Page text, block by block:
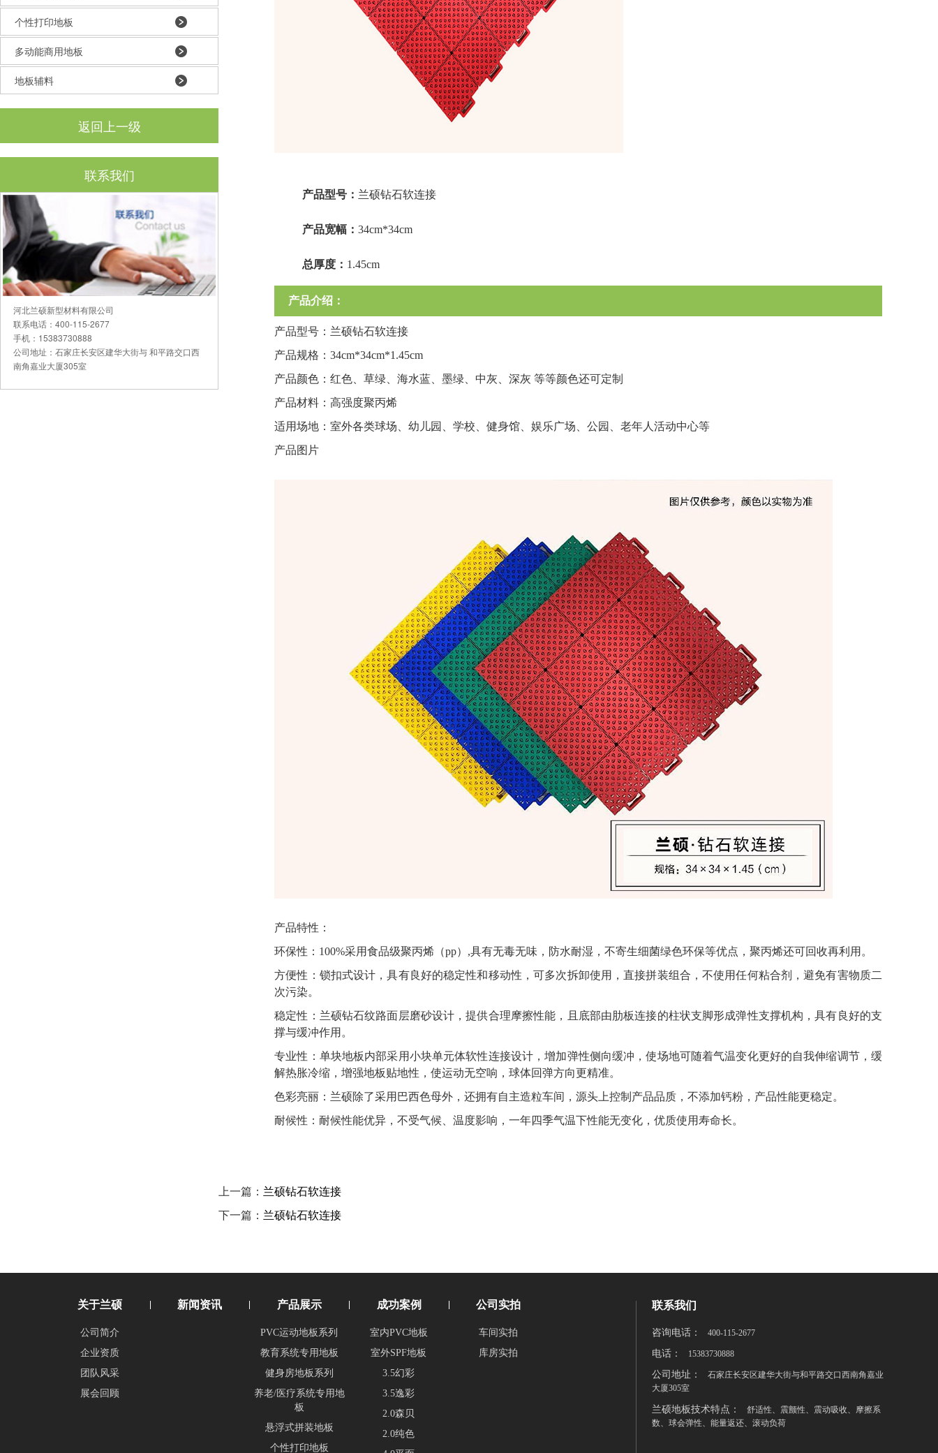
个性打印地板
多动能商用地板
地板辅料
返回上一级
联系我们
河北兰硕新型材料有限公司
联系电话：400-115-2677
手机：15383730888
公司地址：石家庄长安区建华大街与 和平路交口西
南角嘉业大厦305室
产品型号： 兰硕钻石软连接
产品宽幅：34cm*34cm
总厚度： 1.45cm
产品介绍：
产品型号：兰硕钻石软连接
产品规格：34cm*34cm*1.45cm
产品颜色：红色、草绿、海水蓝、墨绿、中灰、深灰 等等颜色还可定制
产品材料：高强度聚丙烯
适用场地：室外各类球场、幼儿园、学校、健身馆、娱乐广场、公园、老年人活动中心等
产品图片
产品特性：
环保性：100%采用食品级聚丙烯（pp）,具有无毒无味，防水耐湿，不寄生细菌绿色环保等优点，聚丙烯还可回收再利用。
方便性：锁扣式设计，具有良好的稳定性和移动性，可多次拆卸使用，直接拼装组合，不使用任何粘合剂，避免有害物质二
次污染。
稳定性：兰硕钻石纹路面层磨砂设计，提供合理摩擦性能，且底部由肋板连接的柱状支脚形成弹性支撑机构，具有良好的支
撑与缓冲作用。
专业性：单块地板内部采用小块单元体软性连接设计，增加弹性侧向缓冲，使场地可随着气温变化更好的自我伸缩调节，缓
解热胀冷缩，增强地板贴地性，使运动无空响，球体回弹方向更精准。
色彩亮丽：兰硕除了采用巴西色母外，还拥有自主造粒车间，源头上控制产品品质，不添加钙粉，产品性能更稳定。
耐候性：耐候性能优异，不受气候、温度影响，一年四季气温下性能无变化，优质使用寿命长。
上一篇： 兰硕钻石软连接
下一篇： 兰硕钻石软连接
关于兰硕
公司简介
企业资质
团队风采
展会回顾
新闻资讯 产品展示
PVC运动地板系列
教育系统专用地板
健身房地板系列
养老/医疗系统专用地
板
悬浮式拼装地板
个性打印地板
成功案例
室内PVC地板
室外SPF地板
3.5幻彩
3.5逸彩
2.0森贝
2.0纯色
公司实拍
车间实拍
库房实拍
联系我们
咨询电话： 400-115-2677
电话： 15383730888
公司地址： 石家庄长安区建华大街与和平路交口西南角嘉业
大厦305室
兰硕地板技术特点：
舒适性、震颤性、震动吸收、摩擦系
数、球会弹性、能量返还、滚动负荷